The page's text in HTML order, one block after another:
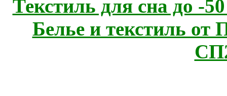
Текстиль для сна до
Белье и текстиль от